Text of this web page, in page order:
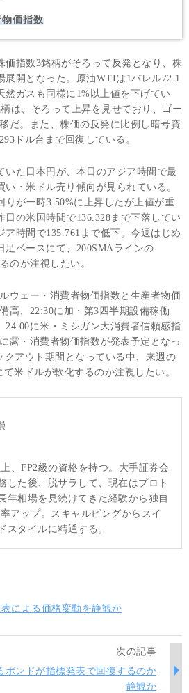
価指数
価指数3銘柄がそろって反発となり、株
展開となった。原油WTIは1バレル72.1
然ガスも同様に1%以上値を下げてい
は、そろって上昇を見せており、ゴー
だ。また、株価の反発に比例し暗号資
ドル台まで回復している。
いた日本円が、本日のアジア時間で最
・米ドル売り傾向が見られている。
りが一時3.50%に上昇したが上値が重
日の米国時間で136.328まで下落してい
ア時間で135.761まで低下。今週はじめ
足ベースにて、200SMAラインの
のか注視したい。
ウェー・消費者物価指数と生産者物価
高、22:30に加・第3四半期設備稼働
24:00に米・ミシガン大消費者信頼感指
露・消費者物価指数が発表予定となっ
クアウト期間となっている中、来週の
米ドルが軟化するのか注視したい。
、FP2級の資格を持つ。大手証券会
した後、脱サラして、現在はプロト
年相場を見続けてきた経験から独自
アップ。スキャルピングからスイ
スタイルに精通する。
による価格変動を静観か
次の記事
ポンドが指標発表で回復するのか
静観か